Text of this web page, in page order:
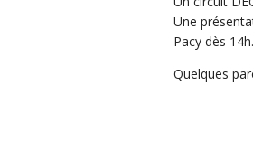
Une
Pacy dès 14h.
Quelques